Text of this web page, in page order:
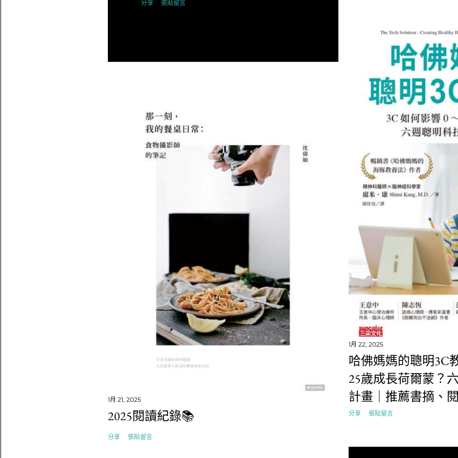
分享 張貼留言
1月 22, 2025
哈佛媽媽的聰明3C
25歲成長荷爾蒙？
計畫｜推薦書摘、
分享 張貼留言
1月 21, 2025
2025閱讀紀錄📚
分享 張貼留言